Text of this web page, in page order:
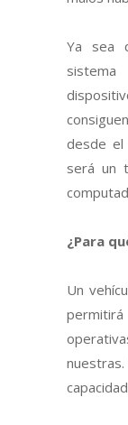
Ya sea
desde el
será un
¿Para
Un
nuestras.